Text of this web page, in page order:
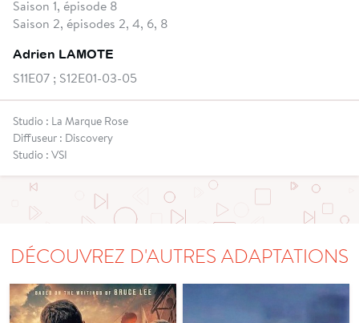
Saison 1, épisode 8
Saison 2, épisodes 2, 4, 6, 8
Adrien LAMOTE
S11E07 ; S12E01-03-05
Studio : La Marque Rose
Diffuseur : Discovery
Studio : VSI
DÉCOUVREZ D'AUTRES ADAPTATIONS